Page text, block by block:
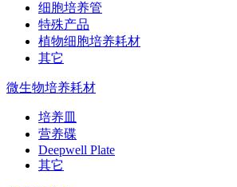
细胞培养管
特殊产品
植物细胞培养耗材
其它
微生物培养耗材
培养皿
营养碟
Deepwell Plate
其它